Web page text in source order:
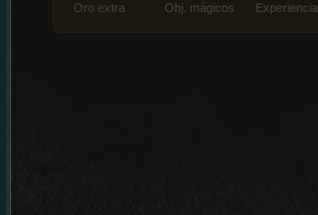
Oro extra Obj. mágicos Experiencia